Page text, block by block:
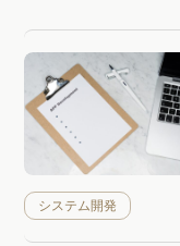
システム開発